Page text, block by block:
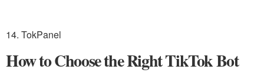
14. TokPanel
How to Choose the Right TikTok Bot